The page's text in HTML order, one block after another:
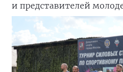
и представителей